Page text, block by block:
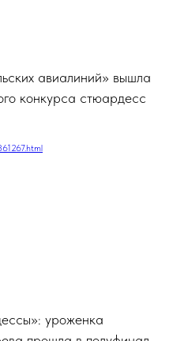
авиалиний» вышла
конкурса стюардесс
уроженка